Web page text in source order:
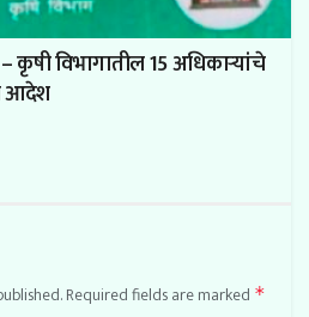
कृषी विभागातील 15 अधिकाऱ्यांचे
आदेश
Required fields are marked *